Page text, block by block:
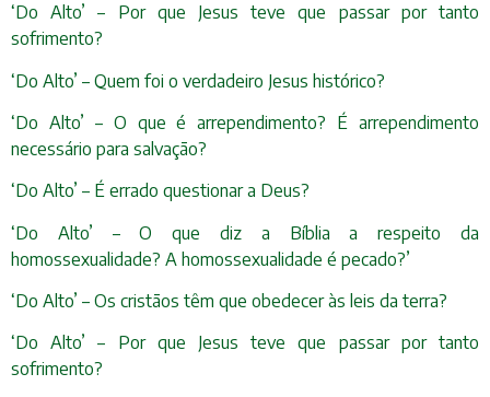
‘Do Alto’ – Por que Jesus teve que passar por tanto
sofrimento?
‘Do Alto’ – Quem foi o verdadeiro Jesus histórico?
‘Do Alto’ – O que é arrependimento? É arrependimento
necessário para salvação?
‘Do Alto’ – É errado questionar a Deus?
‘Do Alto’ – O que diz a Bíblia a respeito da
homossexualidade? A homossexualidade é pecado?’
‘Do Alto’ – Os cristãos têm que obedecer às leis da terra?
‘Do Alto’ – Por que Jesus teve que passar por tanto
sofrimento?